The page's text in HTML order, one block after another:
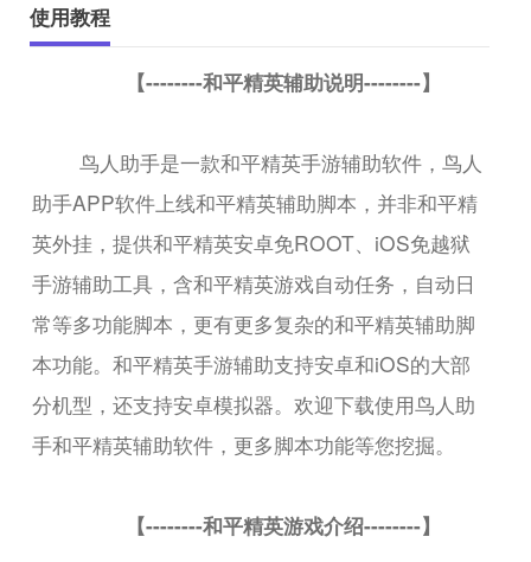
使用教程
【--------和平精英辅助说明--------】
鸟人助手是一款和平精英手游辅助软件，鸟人
助手APP软件上线和平精英辅助脚本，并非和平精
英外挂，提供和平精英安卓免ROOT、iOS免越狱
手游辅助工具，含和平精英游戏自动任务，自动日
常等多功能脚本，更有更多复杂的和平精英辅助脚
本功能。和平精英手游辅助支持安卓和iOS的大部
分机型，还支持安卓模拟器。欢迎下载使用鸟人助
手和平精英辅助软件，更多脚本功能等您挖掘。
【--------和平精英游戏介绍--------】